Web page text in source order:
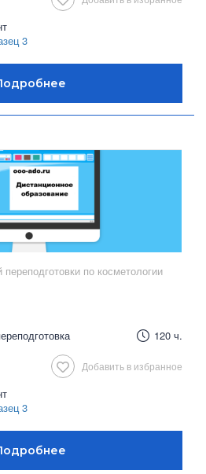
3
по косметологии
120 ч.
Добавить в избранное
3